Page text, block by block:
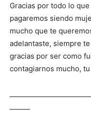
Gracias por todo lo
pagaremos siendo
mucho que te
adelantaste, siempre
gracias por ser como
contagiarnos mucho,